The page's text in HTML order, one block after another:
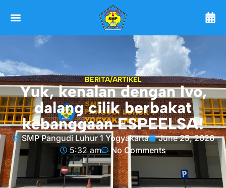
BERITA/ARTIKEL
Yuk, kenalan dengan Ivo,
dalang cilik berbakat
kebanggaan ESPEELSA!
SMP Pangudi Luhur 1 Yogyakarta
June 25, 2026
5:32 am
No Comments